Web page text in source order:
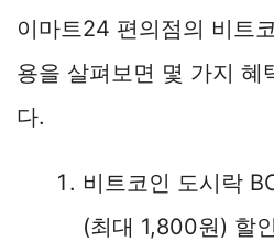
이마트24 편의점의 비트
용을 살펴보면 몇 가지 혜
다.
비트코인 도시락
(최대 1,800원) 할인